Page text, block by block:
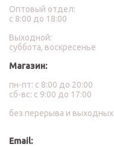
Оптовый отдел:
с 8:00 до 18:00
Выходной:
суббота, воскресенье
Магазин:
пн-пт: с 8:00 до 20:00
сб-вс: с 9:00 до 17:00
без перерыва и выходных
Email: